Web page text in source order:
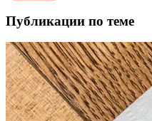
Публикации по теме